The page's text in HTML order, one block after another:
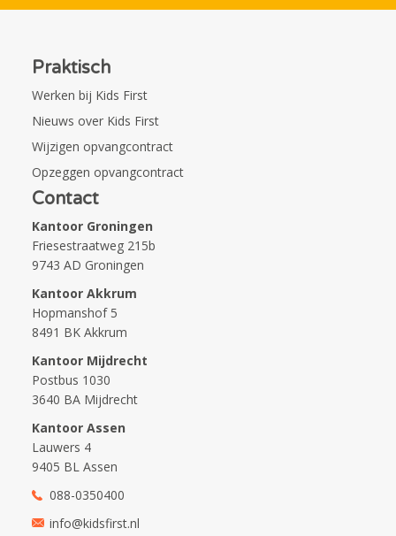
Praktisch
Werken bij Kids First
Nieuws over Kids First
Wijzigen opvangcontract
Opzeggen opvangcontract
Contact
Kantoor Groningen
Friesestraatweg 215b
9743 AD Groningen
Kantoor Akkrum
Hopmanshof 5
8491 BK Akkrum
Kantoor Mijdrecht
Postbus 1030
3640 BA Mijdrecht
Kantoor Assen
Lauwers 4
9405 BL Assen
088-0350400
info@kidsfirst.nl